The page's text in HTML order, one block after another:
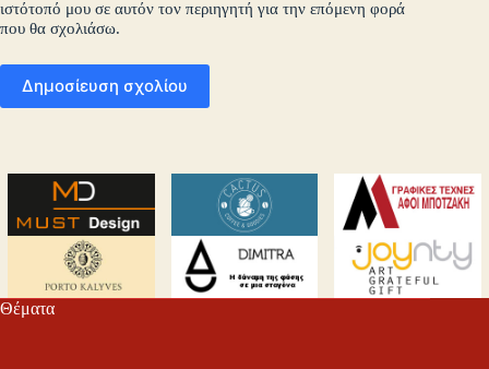
ιστότοπό μου σε αυτόν τον περιηγητή για την επόμενη φορά
που θα σχολιάσω.
Δημοσίευση σχολίου
Θέματα